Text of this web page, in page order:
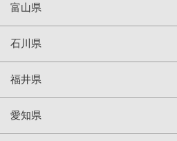
富山県
石川県
福井県
愛知県